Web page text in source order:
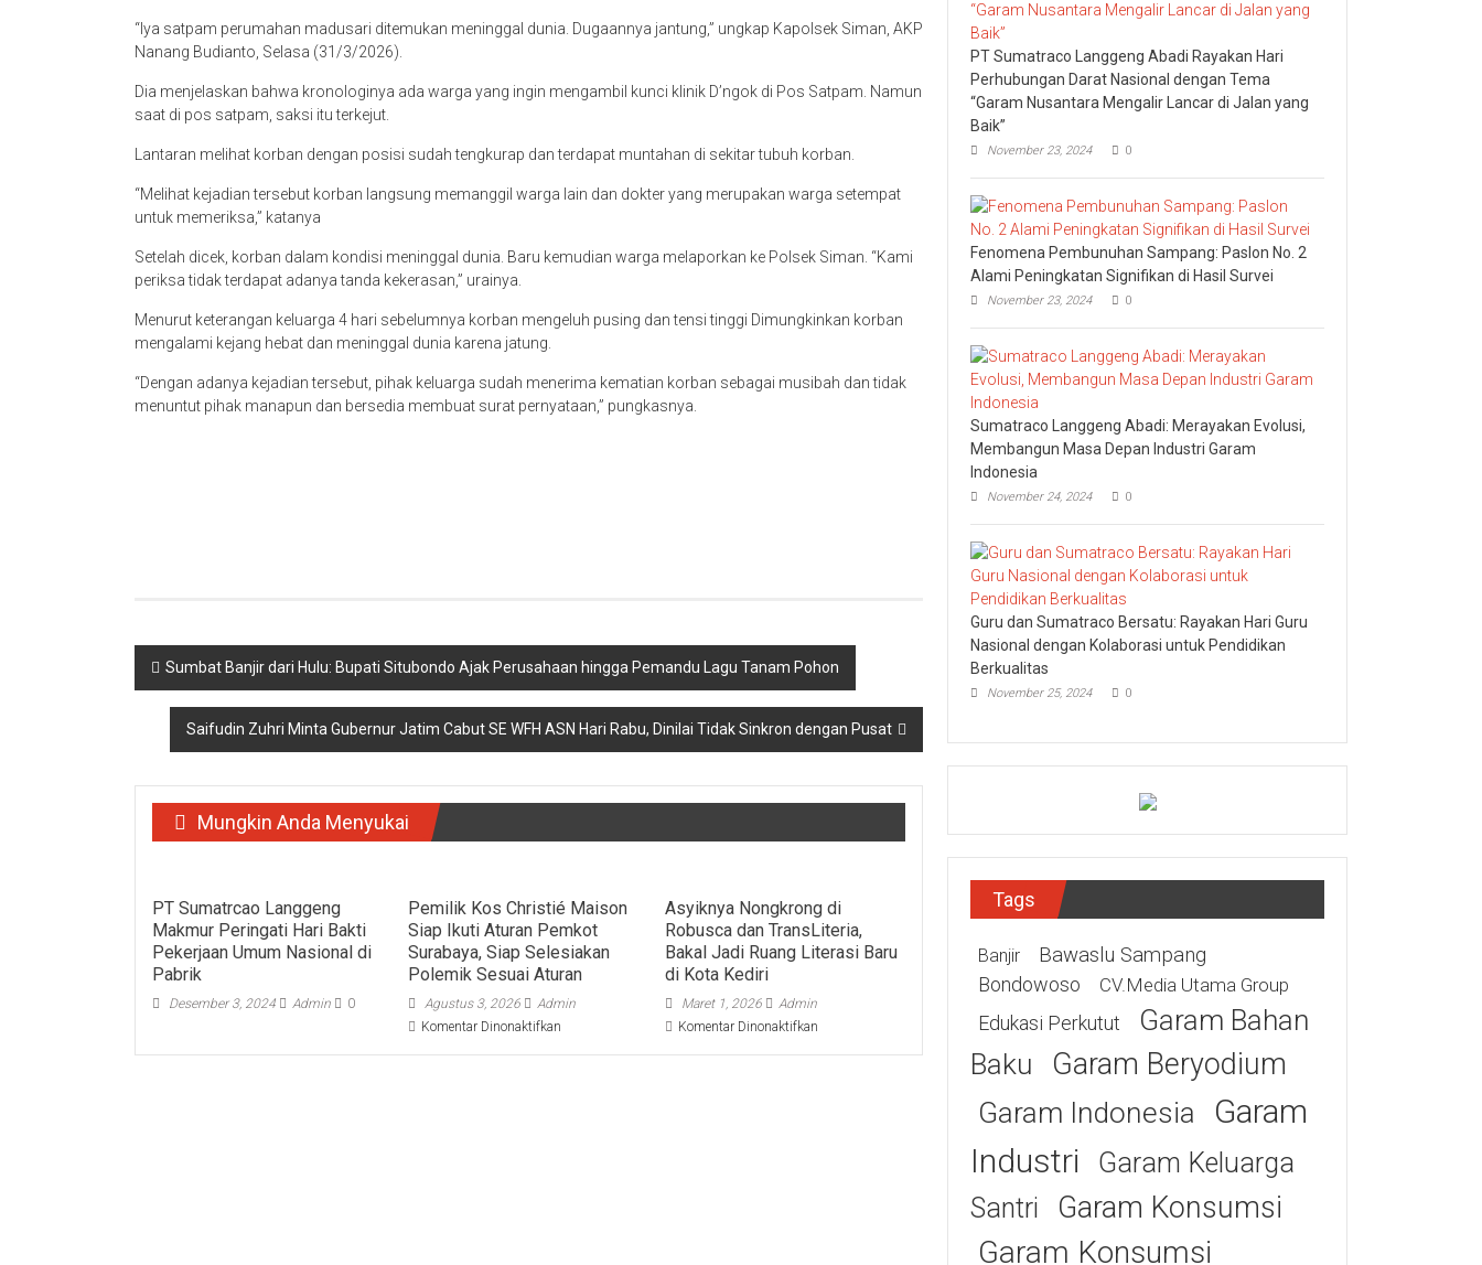
“Iya satpam perumahan madusari ditemukan meninggal dunia. Dugaannya jantung,” ungkap Kapolsek Siman, AKP
Nanang Budianto, Selasa (31/3/2026).
Dia menjelaskan bahwa kronologinya ada warga yang ingin mengambil kunci klinik D’ngok di Pos Satpam. Namun
saat di pos satpam, saksi itu terkejut.
Lantaran melihat korban dengan posisi sudah tengkurap dan terdapat muntahan di sekitar tubuh korban.
“Melihat kejadian tersebut korban langsung memanggil warga lain dan dokter yang merupakan warga setempat
untuk memeriksa,” katanya
Setelah dicek, korban dalam kondisi meninggal dunia. Baru kemudian warga melaporkan ke Polsek Siman. “Kami
periksa tidak terdapat adanya tanda kekerasan,” urainya.
Menurut keterangan keluarga 4 hari sebelumnya korban mengeluh pusing dan tensi tinggi Dimungkinkan korban
mengalami kejang hebat dan meninggal dunia karena jatung.
“Dengan adanya kejadian tersebut, pihak keluarga sudah menerima kematian korban sebagai musibah dan tidak
menuntut pihak manapun dan bersedia membuat surat pernyataan,” pungkasnya.
Navigasi
pos
Sumbat Banjir dari Hulu: Bupati Situbondo Ajak Perusahaan hingga Pemandu Lagu Tanam Pohon
Saifudin Zuhri Minta Gubernur Jatim Cabut SE WFH ASN Hari Rabu, Dinilai Tidak Sinkron dengan Pusat
Mungkin Anda Menyukai
PT Sumatrcao Langgeng
Makmur Peringati Hari Bakti
Pekerjaan Umum Nasional di
Pabrik
Desember 3, 2024 Admin 0
Pemilik Kos Christié Maison
Siap Ikuti Aturan Pemkot
Surabaya, Siap Selesiakan
Polemik Sesuai Aturan
Agustus 3, 2026
Admin
Komentar Dinonaktifkan
Asyiknya Nongkrong di
Robusca dan TransLiteria,
Bakal Jadi Ruang Literasi Baru
di Kota Kediri
Maret 1, 2026
Admin
Komentar Dinonaktifkanpada
PT Sumatraco Langgeng Abadi Rayakan Hari
Perhubungan Darat Nasional dengan Tema
“Garam Nusantara Mengalir Lancar di Jalan yang
Baik”
November 23, 2024 0
Fenomena Pembunuhan Sampang: Paslon No. 2
Alami Peningkatan Signifikan di Hasil Survei
November 23, 2024 0
Sumatraco Langgeng Abadi: Merayakan Evolusi,
Membangun Masa Depan Industri Garam
Indonesia
November 24, 2024 0
Guru dan Sumatraco Bersatu: Rayakan Hari Guru
Nasional dengan Kolaborasi untuk Pendidikan
Berkualitas
November 25, 2024 0
Tags
Banjir Bawaslu Sampang
Bondowoso CV.Media Utama Group
Edukasi Perkutut
Garam Bahan
Baku
Garam Beryodium
Garam Indonesia
Garam
Industri
Garam Keluarga
Santri
Garam Konsumsi
Garam Konsumsi